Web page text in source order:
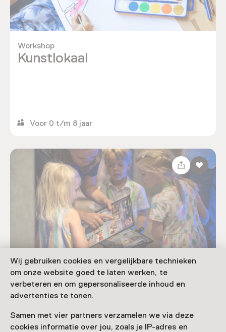
Wij gebruiken cookies en vergelijkbare technieken
om onze website goed te laten werken, te
verbeteren en om gepersonaliseerde inhoud en
advertenties te tonen.
Samen met vier partners verzamelen we via deze
cookies informatie over jou, zoals je IP-adres en
Kunstlokaal
Workshop
Voor 0 t/m 8 jaar
Lampjesspeurtocht
Speurtocht